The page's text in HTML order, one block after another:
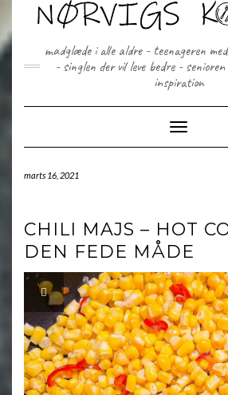
content
madglæde i alle aldre - teenageren
- singlen der vil leve bedre -
inspiration
Toggle
marts 16, 2021
CHILI MAJS – HOT
DEN FEDE MÅDE